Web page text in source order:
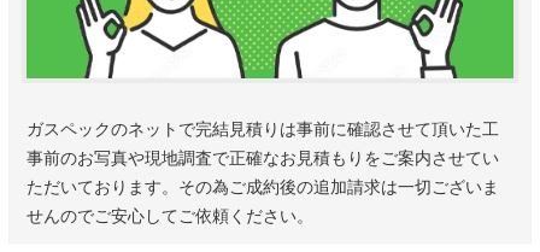
ガスペックのネットで完結見積りは事前に確認させて頂いた工
事前のお写真や現地調査で正確なお見積もりをご案内させてい
ただいております。その為ご成約後の追加請求は一切ございま
せんのでご安心してご依頼ください。